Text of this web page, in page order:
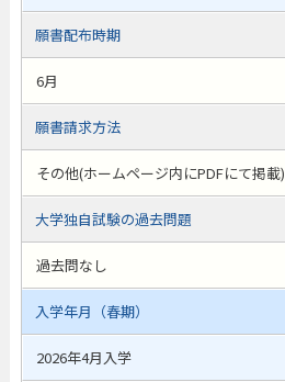
願書配布時期
6月
願書請求方法
その他(ホームページ内にPDFにて掲載)
大学独自試験の過去問題
過去問なし
入学年月（春期）
2026年4月入学